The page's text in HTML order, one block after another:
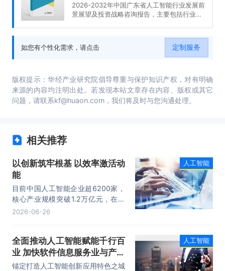
2026-2032年中国广东省人工智能行业发展前
景展望及投资战略咨询报告，主要包括行业竞
如您有个性化需求，请点击
定制服务
版权提示：华经产业研究院倡导尊重与保护知识产权，对有明确
来源的内容均注明出处。若发现本站文章存在内容、版权或其它
问题，请联系kf@huaon.com，我们将及时与您沟通处理。
相关推荐
以创新筑牢根基 以效率激活动
能
目前中国人工智能企业超6200家，
核心产业规模突破1.2万亿元，在基
础大模型、智能终端、行业应用等领
2026-06-26
人工智能
全面推动人工智能赋能千行百
业 加快软件信息服务业与产业
发展
锚定打造人工智能创新应用特色之城
人工智能